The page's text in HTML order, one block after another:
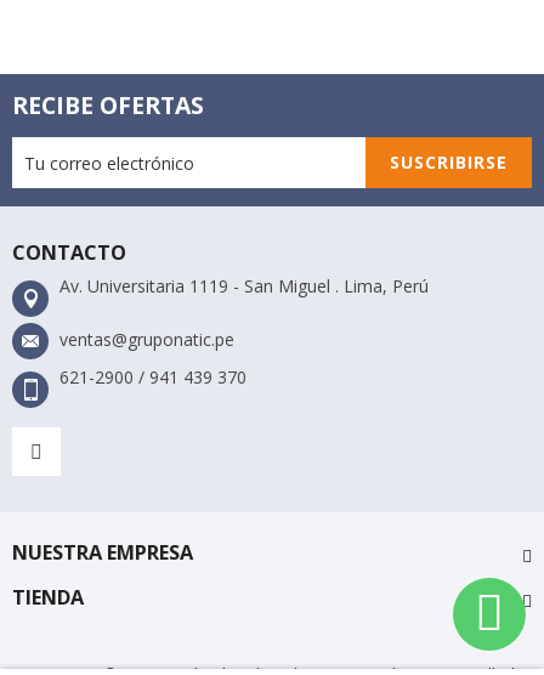
RECIBE OFERTAS
SUSCRIBIRSE
CONTACTO
Av. Universitaria 1119 - San Miguel . Lima, Perú
ventas@gruponatic.pe
621-2900 / 941 439 370
NUESTRA EMPRESA
TIENDA